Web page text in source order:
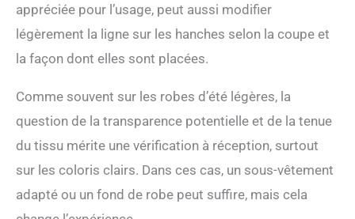
appréciée pour l’usage, peut aussi modifier
légèrement la ligne sur les hanches selon la coupe et
la façon dont elles sont placées.
Comme souvent sur les robes d’été légères, la
question de la transparence potentielle et de la tenue
du tissu mérite une vérification à réception, surtout
sur les coloris clairs. Dans ces cas, un sous-vêtement
adapté ou un fond de robe peut suffire, mais cela